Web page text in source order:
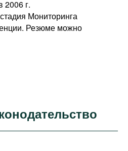
2006 г.
Мониторинга
Резюме можно